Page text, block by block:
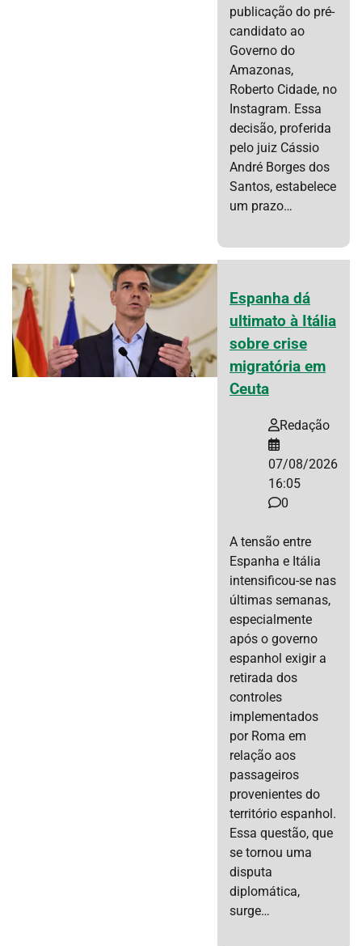
publicação do pré-
candidato ao
Governo do
Amazonas,
Roberto Cidade, no
Instagram. Essa
decisão, proferida
pelo juiz Cássio
André Borges dos
Santos, estabelece
um prazo…
Espanha dá
ultimato à Itália
sobre crise
migratória em
Ceuta
Redação
07/08/2026
16:05
0
A tensão entre
Espanha e Itália
intensificou-se nas
últimas semanas,
especialmente
após o governo
espanhol exigir a
retirada dos
controles
implementados
por Roma em
relação aos
passageiros
provenientes do
território espanhol.
Essa questão, que
se tornou uma
disputa
diplomática,
surge…